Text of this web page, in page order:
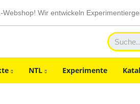
Webshop! Wir entwickeln
NTL Experimente